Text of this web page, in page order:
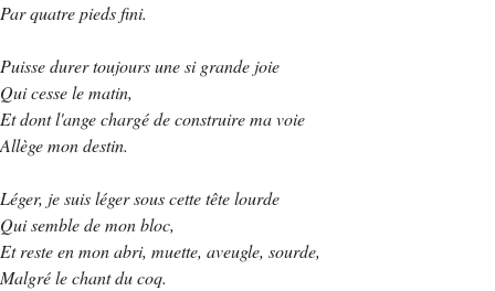
Par quatre pieds fini.
Puisse durer toujours une si grande joie
Qui cesse le matin,
Et dont l'ange chargé de construire ma voie
Allège mon destin.
Léger, je suis léger sous cette tête lourde
Qui semble de mon bloc,
Et reste en mon abri, muette, aveugle, sourde,
Malgré le chant du coq.